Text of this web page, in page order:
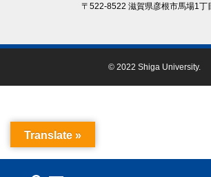
〒522-8522 滋賀県彦根市⾺場1丁
© 2022 Shiga University.
Translate »